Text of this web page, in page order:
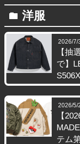
folder 洋服
2026/7/
【抽
で】
2026/5/
【
テム